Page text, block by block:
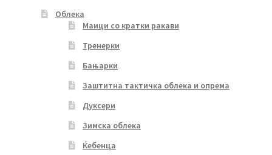
Облека
Маици со кратки ракави
Тренерки
Бањарки
Заштитна тактичка облека и опрема
Дуксери
Зимска облека
Ќебенца